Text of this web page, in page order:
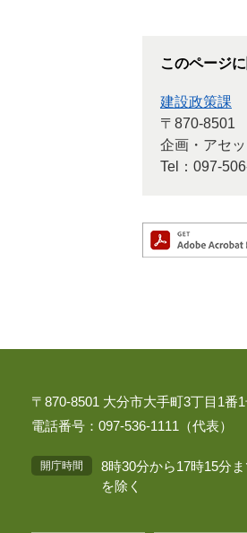
このページ
建設政策課
〒870-8501
企画・アセ
Tel：097-
〒870-8501 大分市大手町3丁目1番
電話番号：097-536-1111（代表）
開庁時間
8時30分から17時15分
を除く